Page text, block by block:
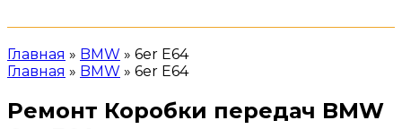
Главная » BMW » 6er E64
Главная » BMW » 6er E64
Ремонт Коробки передач BMW